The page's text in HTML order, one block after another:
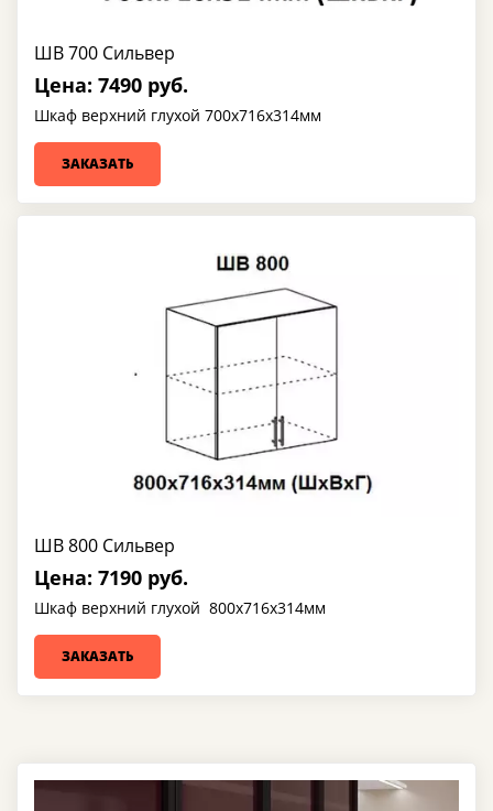
ШВ 700 Сильвер
Цена: 7490 руб.
Шкаф верхний глухой 700х716х314мм
ЗАКАЗАТЬ
ШВ 800 Сильвер
Цена: 7190 руб.
Шкаф верхний глухой 800х716х314мм
ЗАКАЗАТЬ